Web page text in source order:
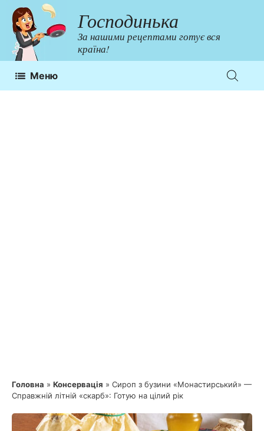
Перейти
до
контенту
Господинька
За нашими рецептами готує вся
країна!
Меню
Головна » Консервація » Сироп з бузини «Монастирський» —
Справжній літній «скарб»: Готую на цілий рік